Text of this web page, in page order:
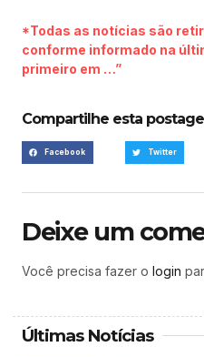
*Todas as notícias são
conforme informado na
primeiro em …”
Compartilhe esta
Facebook Twitter
Deixe um
Você precisa fazer o login
Últimas Notícias